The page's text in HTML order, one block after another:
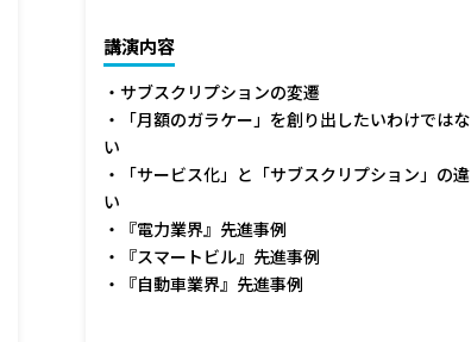
講演内容
・サブスクリプションの変遷
・「月額のガラケー」を創り出したいわけではな
い
・「サービス化」と「サブスクリプション」の違
い
・『電力業界』先進事例
・『スマートビル』先進事例
・『自動車業界』先進事例